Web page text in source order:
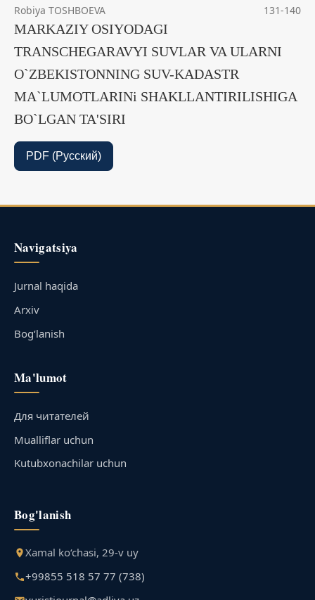
Robiya TOSHBOEVA 131-140
MARKAZIY OSIYODAGI
TRANSCHEGARAVYI SUVLAR VA ULARNI
O`ZBEKISTONNING SUV-KADASTR
MA`LUMOTLARINi SHAKLLANTIRILISHIGA
BO`LGAN TA'SIRI
PDF (Русский)
Navigatsiya
Jurnal haqida
Arxiv
Bog‘lanish
Ma'lumot
Для читателей
Mualliflar uchun
Kutubxonachilar uchun
Bog'lanish
Xamal ko‘chasi, 29-v uy
+99855 518 57 77 (738)